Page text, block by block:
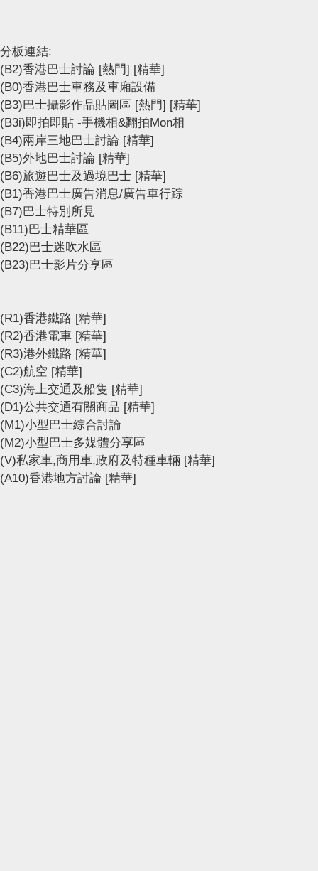
分板連結:
(B2)香港巴士討論 [熱門] [精華]
(B0)香港巴士車務及車廂設備
(B3)巴士攝影作品貼圖區 [熱門] [精華]
(B3i)即拍即貼 -手機相&翻拍Mon相
(B4)兩岸三地巴士討論 [精華]
(B5)外地巴士討論 [精華]
(B6)旅遊巴士及過境巴士 [精華]
(B1)香港巴士廣告消息/廣告車行踪
(B7)巴士特別所見
(B11)巴士精華區
(B22)巴士迷吹水區
(B23)巴士影片分享區
(R1)香港鐵路 [精華]
(R2)香港電車 [精華]
(R3)港外鐵路 [精華]
(C2)航空 [精華]
(C3)海上交通及船隻 [精華]
(D1)公共交通有關商品 [精華]
(M1)小型巴士綜合討論
(M2)小型巴士多媒體分享區
(V)私家車,商用車,政府及特種車輛 [精華]
(A10)香港地方討論 [精華]